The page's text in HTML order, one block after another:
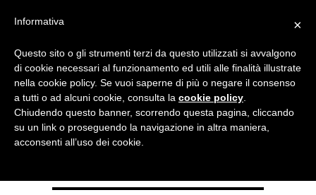
NOTIZIE DI DANZA IN ITALIA E ALL’ESTERO, PER DANZATORI,
TAG ARCHIVE
Flora Détraz
×
Informativa
Questo sito o gli strumenti terzi da questo utilizzati si avvalgono
di cookie necessari al funzionamento ed utili alle finalità illustrate
nella cookie policy. Se vuoi saperne di più o negare il consenso
a tutti o ad alcuni cookie, consulta la cookie policy
Chiudendo questo banner, scorrendo questa pagina, cliccando
su un link o proseguendo la navigazione in altra maniera,
acconsenti all’uso dei cookie.